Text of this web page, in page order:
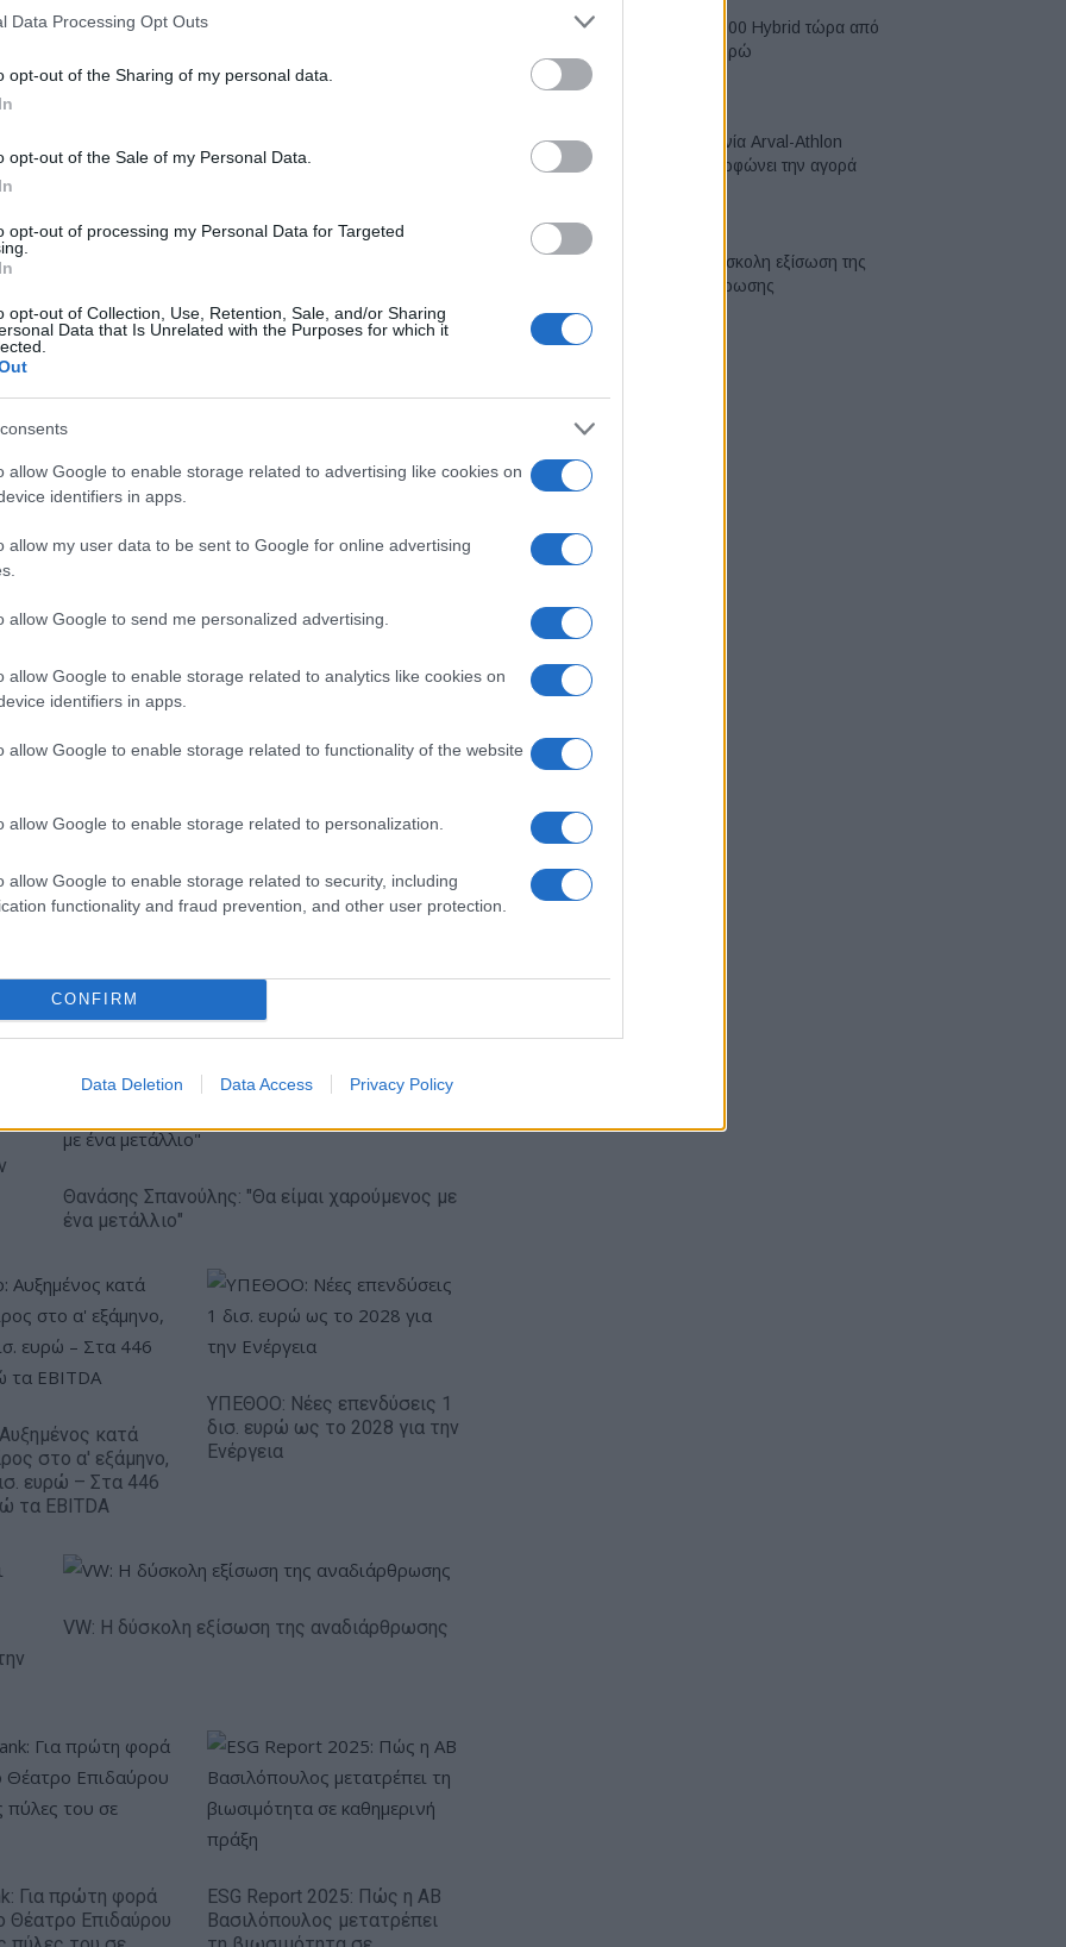
Data Processing Opt Outs
opt-out of the Sharing of my personal data.
opt-out of the Sale of my Personal Data.
opt-out of processing my Personal Data for Targeted
opt-out of Collection, Use, Retention, Sale, and/or Sharing
Data that Is Unrelated with the Purposes for which it
allow Google to enable storage related to advertising like cookies on
identifiers in apps.
allow my user data to be sent to Google for online advertising
allow Google to send me personalized advertising.
allow Google to enable storage related to analytics like cookies on
identifiers in apps.
allow Google to enable storage related to functionality of the website
allow Google to enable storage related to personalization.
allow Google to enable storage related to security, including
functionality and fraud prevention, and other user protection.
CONFIRM
Data Deletion Data Access Privacy Policy
εμπορικό λανσάρισμα του νέου ηλεκτρικού 500
2020.
(pics)
στα 550 εκατ. ευρώ
κέρδη 313 εκατ.
Χρηματοδότηση 8 εκατ.
ενημέρωσης- Ξεκίνησε το
πενταετές πρόγραμμα
IAB Hellas: Νέα Διοικούσα Επιτροπή και νέο
Γιαγλής
KG Mobility
18.990 ευρώ
Θανάσης Σπανούλης: "Θα είμαι χαρούμενος με
ένα μετάλλιο"
κατά
στο α' εξάμηνο,
ευρώ – Στα 446
τα EBITDA
ΥΠΕΘΟΟ: Νέες επενδύσεις 1
δισ. ευρώ ως το 2028 για την
Ενέργεια
VW: Η δύσκολη εξίσωση της αναδιάρθρωσης
Για πρώτη φορά
Θέατρο Επιδαύρου
ESG Report 2025: Πώς η ΑΒ
Βασιλόπουλος μετατρέπει
Το FIAT 500 Hybrid τώρα από
18.990 ευρώ
Η συμφωνία Arval-Athlon
αναδιαμορφώνει την αγορά
VW: Η δύσκολη εξίσωση της
αναδιάρθρωσης